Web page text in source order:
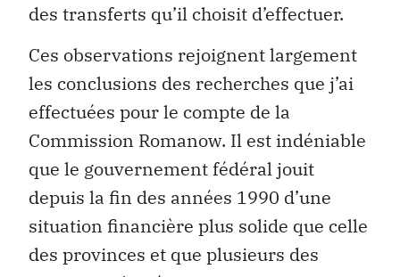
des transferts qu’il choisit d’effectuer.
Ces observations rejoignent largement
les conclusions des recherches que j’ai
effectuées pour le compte de la
Commission Romanow. Il est indéniable
que le gouvernement fédéral jouit
depuis la fin des années 1990 d’une
situation financière plus solide que celle
des provinces et que plusieurs des